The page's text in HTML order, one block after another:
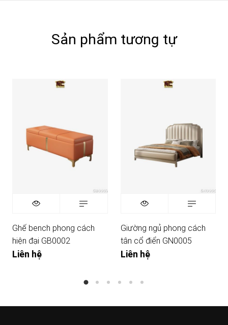
Sản phẩm tương tự
Ghế bench phong cách
hiện đại GB0002
Liên hệ
Giường ngủ phong cách
tân cổ điển GN0005
Liên hệ